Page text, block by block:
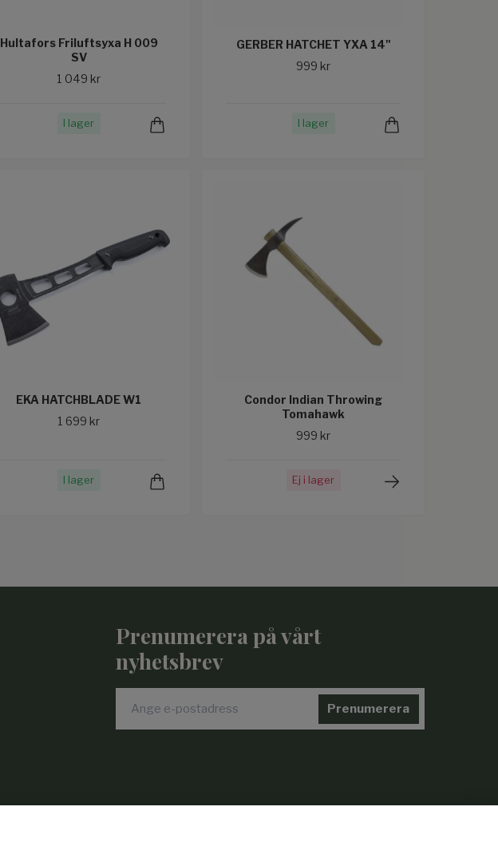
Hultafors Friluftsyxa H 009
SV
1 049 kr
I lager
GERBER HATCHET YXA 14"
999 kr
I lager
EKA HATCHBLADE W1
1 699 kr
I lager
Condor Indian Throwing
Tomahawk
999 kr
Ej i lager
Prenumerera på vårt
nyhetsbrev
Prenumerera